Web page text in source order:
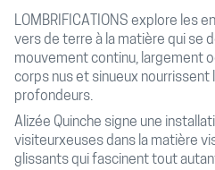
LOMBRIFICATIONS explore les
vers de terre à la matière qui se
mouvement continu, largement
corps nus et sinueux nourrissent
profondeurs.
Alizée Quinche signe une
visiteurxeuses dans la matière
glissants qui fascinent tout